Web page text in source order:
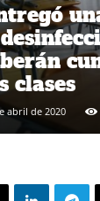
clases
abril de 2020